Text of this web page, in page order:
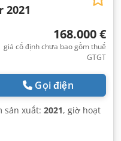
2021
168.000 €
giá cố định chưa bao gồm thuế
GTGT
Gọi điện
sản xuất: 2021, giờ hoạt